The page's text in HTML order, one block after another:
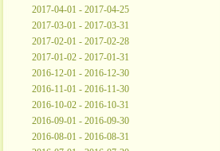
2017-04-01 - 2017-04-25
2017-03-01 - 2017-03-31
2017-02-01 - 2017-02-28
2017-01-02 - 2017-01-31
2016-12-01 - 2016-12-30
2016-11-01 - 2016-11-30
2016-10-02 - 2016-10-31
2016-09-01 - 2016-09-30
2016-08-01 - 2016-08-31